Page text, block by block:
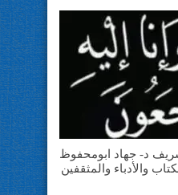
د- جهاد ابومحفوظ
والأدباء والمثقفين